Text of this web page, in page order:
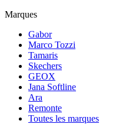
Marques
Gabor
Marco Tozzi
Tamaris
Skechers
GEOX
Jana Softline
Ara
Remonte
Toutes les marques